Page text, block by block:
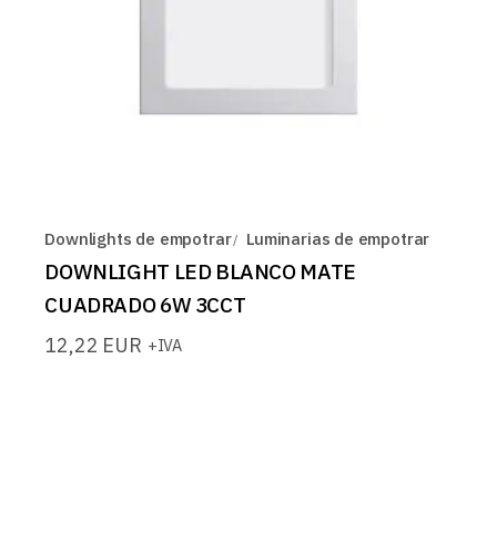
Downlights de empotrar Luminarias de empotrar
DOWNLIGHT LED BLANCO MATE
CUADRADO 6W 3CCT
12,22 EUR +IVA